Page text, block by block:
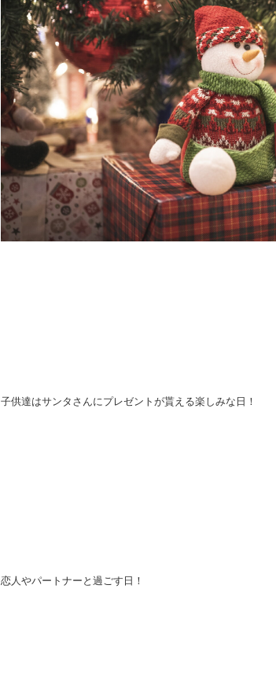
子供達はサンタさんにプレゼントが貰える楽しみな日！
恋人やパートナーと過ごす日！